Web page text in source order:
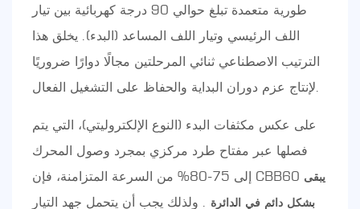
طورية متعمدة تبلغ حوالي 90 درجة كهربائية بين تيار
اللف الرئيسي وتيار اللف المساعد (البدء). يخلق هذا
الترتيب الاصطناعي ثنائي المرحلتين مجالًا دوارًا ضروريًا
على عكس مكثفات البدء (النوع الإلكتروليتي)، التي يتم
فصلها عبر مفتاح طرد مركزي بمجرد وصول المحرك
إلى 75-80% من السرعة المتزامنة، فإن CBB60 يبقى
بشكل دائم في الدائرة
. ولذلك يجب أن يتحمل جهد التيار